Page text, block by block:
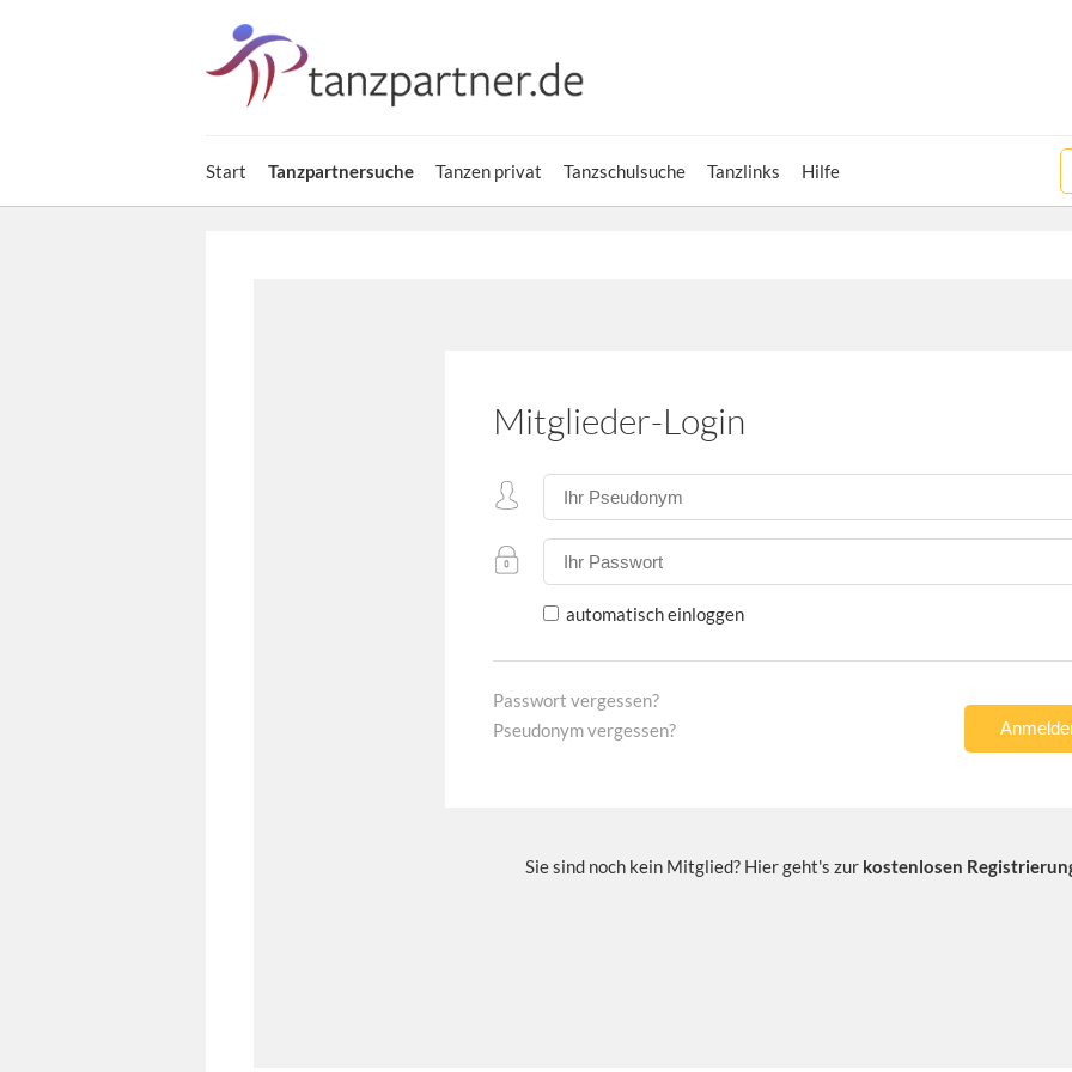
Start Tanzpartnersuche Tanzen privat Tanzschulsuche Tanzlinks Hilfe
Mitglieder-Login
automatisch einloggen
Passwort vergessen?
Pseudonym vergessen?
Sie sind noch kein Mitglied? Hier geht's zur kostenlosen